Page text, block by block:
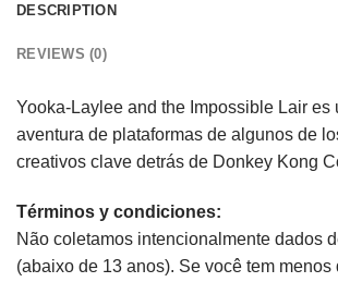
DESCRIPTION
REVIEWS (0)
Yooka-Laylee and the Impossible Lair es
aventura de plataformas de algunos de
creativos clave detrás de Donkey Kong
Términos y condiciones:
Não coletamos intencionalmente dados
(abaixo de 13 anos). Se você tem menos